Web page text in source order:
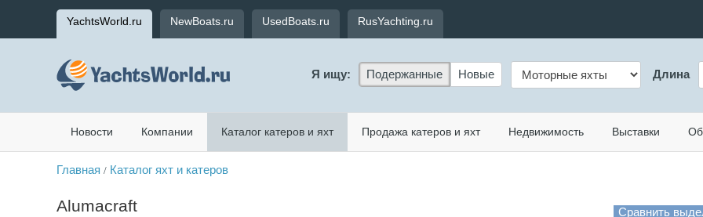
YachtsWorld.ru NewBoats.ru UsedBoats.ru RusYachting.ru
Я ищу: Подержанные Новые Длина
Новости Компании Каталог катеров и яхт Продажа катеров и яхт Недвижимость Выставки
Главная / Каталог яхт и катеров
Alumacraft